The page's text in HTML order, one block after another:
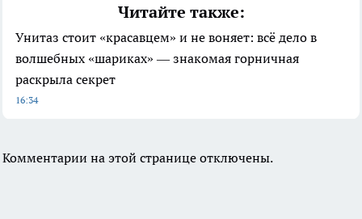
Читайте также:
Унитаз стоит «красавцем» и не воняет: всё дело в
волшебных «шариках» — знакомая горничная
раскрыла секрет
16:34
Комментарии на этой странице отключены.